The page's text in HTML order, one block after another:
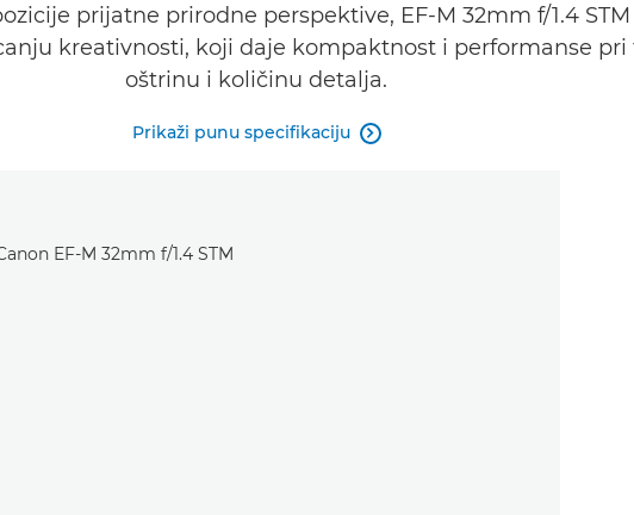
prijatne prirodne perspektive, EF-M 32mm f/1.4
kreativnosti, koji daje kompaktnost i performanse pri
oštrinu i količinu detalja.
Prikaži punu specifikaciju 